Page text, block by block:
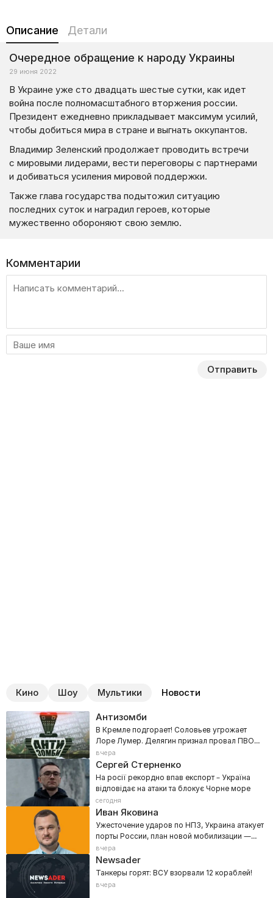
Описание Детали
Очередное обращение к народу Украины
29 июня 2022
В Украине уже сто двадцать шестые сутки, как идет
война после полномасштабного вторжения россии.
Президент ежедневно прикладывает максимум усилий,
чтобы добиться мира в стране и выгнать оккупантов.
Владимир Зеленский продолжает проводить встречи
с мировыми лидерами, вести переговоры с партнерами
и добиваться усиления мировой поддержки.
Также глава государства подытожил ситуацию
последних суток и наградил героев, которые
мужественно обороняют свою землю.
Комментарии
Отправить
Кино Шоу Мультики Новости
Антизомби
В Кремле подгорает! Соловьев угрожает
Лоре Лумер. Делягин признал провал ПВО
РФ
вчера
Сергей Стерненко
На росії рекордно впав експорт – Україна
відповідає на атаки та блокує Чорне море
сегодня
Иван Яковина
Ужесточение ударов по НПЗ, Украина атакует
порты России, план новой мобилизации —
800 тысяч
вчера
Newsader
Танкеры горят: ВСУ взорвали 12 кораблей!
вчера